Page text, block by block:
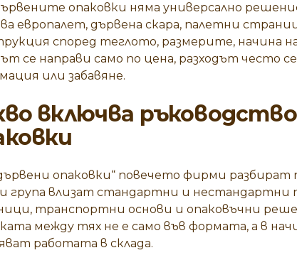
опаковки няма универсално
европалет, дървена скара, палетни
според теглото, размерите, начина
се направи само по цена, разходът често
или забавяне.
включва
опаковки“ повечето фирми
група влизат стандартни и нестандартни
транспортни основи и опаковъчни
между тях не е само във формата, а в
работата в склада.